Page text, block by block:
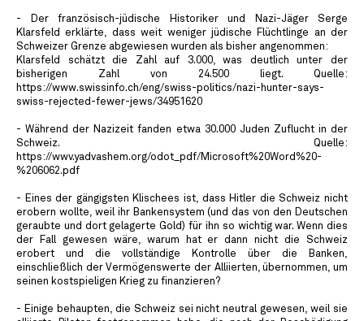
- Der französisch-jüdische Historiker und Nazi-Jäger Serge
Klarsfeld erklärte, dass weit weniger jüdische Flüchtlinge an der
Schweizer Grenze abgewiesen wurden als bisher angenommen:
Klarsfeld schätzt die Zahl auf 3.000, was deutlich unter der
bisherigen Zahl von 24.500 liegt. Quelle:
https://www.swissinfo.ch/eng/swiss-politics/nazi-hunter-says-
swiss-rejected-fewer-jews/34951620
- Während der Nazizeit fanden etwa 30.000 Juden Zuflucht in der
Schweiz. Quelle:
https://wwv.yadvashem.org/odot_pdf/Microsoft%20Word%20-
%206062.pdf
- Eines der gängigsten Klischees ist, dass Hitler die Schweiz nicht
erobern wollte, weil ihr Bankensystem (und das von den Deutschen
geraubte und dort gelagerte Gold) für ihn so wichtig war. Wenn dies
der Fall gewesen wäre, warum hat er dann nicht die Schweiz
erobert und die vollständige Kontrolle über die Banken,
einschließlich der Vermögenswerte der Alliierten, übernommen, um
seinen kostspieligen Krieg zu finanzieren?
- Einige behaupten, die Schweiz sei nicht neutral gewesen, weil sie